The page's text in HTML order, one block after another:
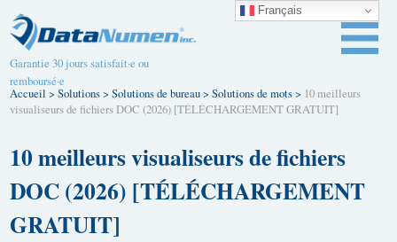
Garantie 30 jours satisfait·e ou
remboursé·e
Accueil >Solutions>Solutions de bureau>Solutions de mots> 10 meilleurs
visualiseurs de fichiers DOC (2026) [TÉLÉCHARGEMENT GRATUIT]
10 meilleurs visualiseurs de fichiers
DOC (2026) [TÉLÉCHARGEMENT
GRATUIT]
Français